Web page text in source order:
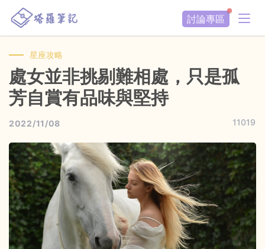
討論專區
星座攻略
處女並非挑剔難相處，只是孤
芳自賞有品味與堅持
2022/11/08 11019